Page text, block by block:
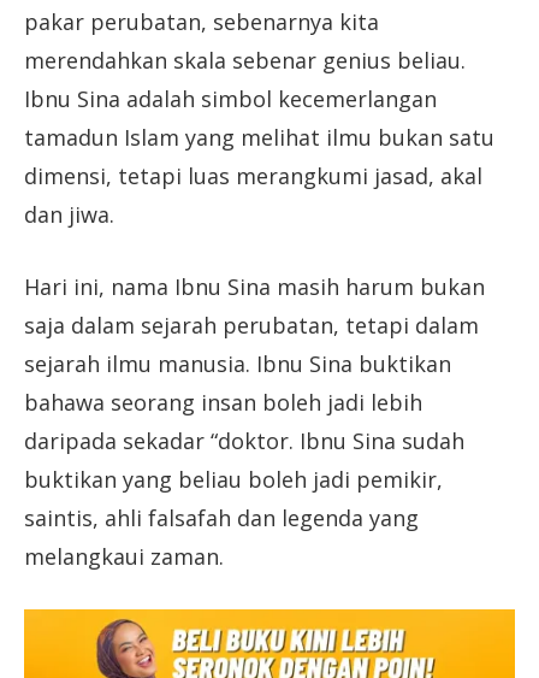
pakar perubatan, sebenarnya kita
merendahkan skala sebenar genius beliau.
Ibnu Sina adalah simbol kecemerlangan
tamadun Islam yang melihat ilmu bukan satu
dimensi, tetapi luas merangkumi jasad, akal
dan jiwa.
Hari ini, nama Ibnu Sina masih harum bukan
saja dalam sejarah perubatan, tetapi dalam
sejarah ilmu manusia. Ibnu Sina buktikan
bahawa seorang insan boleh jadi lebih
daripada sekadar “doktor. Ibnu Sina sudah
buktikan yang beliau boleh jadi pemikir,
saintis, ahli falsafah dan legenda yang
melangkaui zaman.